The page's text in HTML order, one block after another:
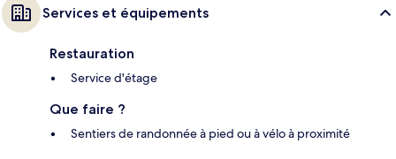
Services et équipements
Restauration
Service d'étage
Que faire ?
Sentiers de randonnée à pied ou à vélo à proximité